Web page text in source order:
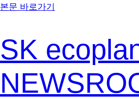
본문 바로가기
SK